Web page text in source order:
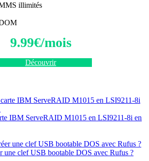
illimités
9.99€/mois
Découvrir
IBM ServeRAID M1015 en LSI9211-8i en
une clef USB bootable DOS avec Rufus ?